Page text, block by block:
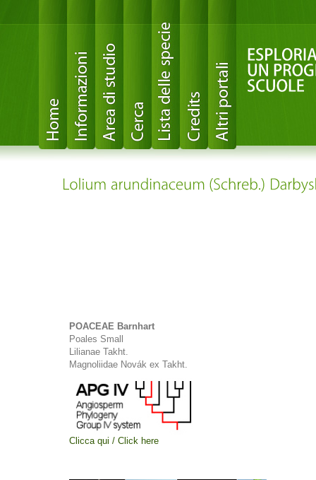
POACEAE Barnhart
Poales Small
Lilianae Takht.
Magnoliidae Novák ex Takht.
Clicca qui / Click here